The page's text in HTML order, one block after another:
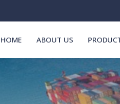
HOME ABOUT US